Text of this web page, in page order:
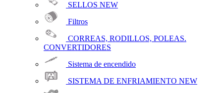
SELLOS NEW
Filtros
CORREAS, RODILLOS, POLEAS.
CONVERTIDORES
Sistema de encendido
SISTEMA DE ENFRIAMIENTO NEW